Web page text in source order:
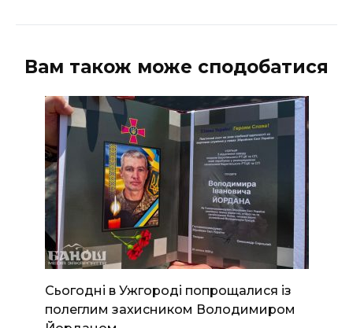
Вам також може сподобатися
Сьогодні в Ужгороді попрощалися із
полеглим захисником Володимиром